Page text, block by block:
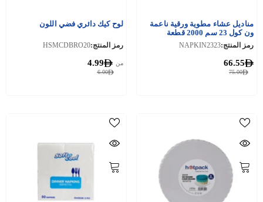
مناديل عشاء مطوية ورقية ناعمة
ون كول 23 سم 2000 قطعة
رمز المنتج:NAPKIN2323
75.00
66.55
لوح كيك دائري فضي اللون
رمز المنتج:HSMCDBRO20
6.00
من 4.99